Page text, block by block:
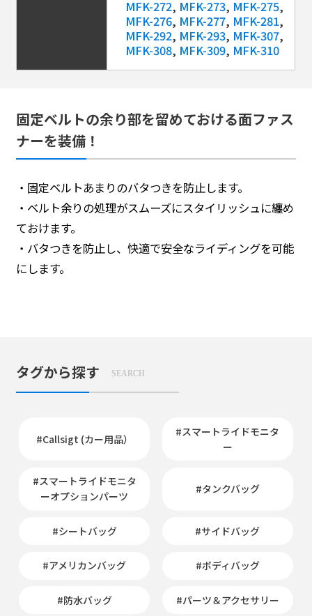
MFK-272, MFK-273, MFK-275,
MFK-276, MFK-277, MFK-281,
MFK-292, MFK-293, MFK-307,
MFK-308, MFK-309, MFK-310
固定ベルトの余り部を留めておける面ファス
ナーを装備！
・固定ベルトあまりのバタつきを防止します。
・ベルト余りの処理がスムーズにスタイリッシュに纏め
ておけます。
・バタつきを防止し、快適で安全なライディングを可能
にします。
タグから探す SEARCH
#Callsigt (カー用品）
#スマートライドモニタ
ー
#スマートライドモニタ
ーオプションパーツ
#タンクバッグ
#シートバッグ #サイドバッグ
#アメリカンバッグ #ボディバッグ
#防水バッグ #パーツ＆アクセサリー